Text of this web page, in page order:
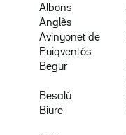
Albons
Anglès
Avinyonet de
Puigventós
Begur
Besalú
Biure